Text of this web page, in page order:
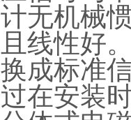
计无机械
且线性好
换成标准
过在安装